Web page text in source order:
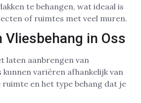
te behangen, wat ideaal is
of ruimtes met veel muren.
Vliesbehang in Oss
laten aanbrengen van
kunnen variëren afhankelijk van
en het type behang dat je